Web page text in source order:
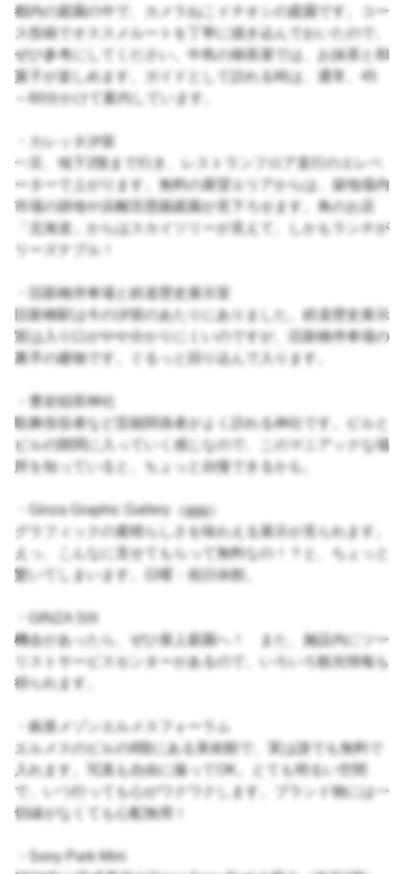
都内の庭園の中で、カメラねこイチオシの庭園です。コー
ス投稿でオススメルートを丁寧に描き込んでおいたので、
ぜひ参考にしてください。中島の御茶屋では、お抹茶と和
菓子が楽しめます。ガイドとして訪れる時は、通常、45
～60分かけて案内しています。
・カレッタ汐留
一旦、地下2階まで行き、レストランフロア直行のエレベ
ーターで上がります。無料の展望エリアからは、築地場内
市場の跡地や浜離宮恩賜庭園が見下ろせます。角のお店
「北海道」からはスカイツリーが見えて、しかもランチが
リーズナブル！
・旧新橋停車場と鉄道歴史展示室
旧新橋駅は今の汐留のあたりにありました。鉄道歴史展示
室は入り口がやや分かりにくいのですが、旧新橋停車場の
裏手の建物です。ぐるっと回り込んで入ります。
・豊岩稲荷神社
歌舞伎役者など芸能関係者がよく訪れる神社です。ビルと
ビルの隙間に入っていく感じなので、このマニアックな場
所を知っていると、ちょっと自慢できるかも。
・Ginza Graphic Gallery（ggg）
グラフィックの素晴らしさを味わえる展示が見られます。
えっ、こんなに見せてもらって無料なの！？と、ちょっと
驚いてしまいます。日曜・祝日休館。
・GINZA SIX
機会があったら、ぜひ屋上庭園へ！ また、施設内にツー
リストサービスセンターがあるので、いろいろ観光情報も
得られます。
・銀座メゾンエルメスフォーラム
エルメスのビルの8階にある美術館で、実は誰でも無料で
入れます。写真も自由に撮ってOK。とても明るい空間
で、いつ行っても心がワクワクします。ブランド物には一
切縁がなくても心配無用！
・Sony Park Mini